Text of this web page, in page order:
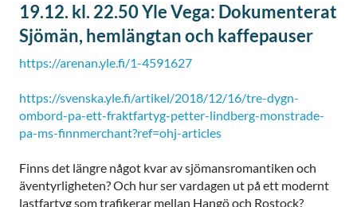
19.12. kl. 22.50 Yle Vega: Dokumenterat
Sjömän, hemlängtan och kaffepauser
https://arenan.yle.fi/1-4591627
https://svenska.yle.fi/artikel/2018/12/16/tre-dygn-
ombord-pa-ett-fraktfartyg-petter-lindberg-monstrade-
pa-ms-finnmerchant?ref=ohj-articles
Finns det längre något kvar av sjömansromantiken och
äventyrligheten? Och hur ser vardagen ut på ett modernt
lastfartyg som trafikerar mellan Hangö och Rostock?